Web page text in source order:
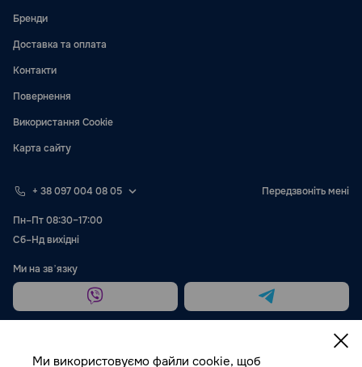
Бренди
Доставка та оплата
Контакти
Повернення
Використання Cookie
Карта сайту
+ 38 097 004 08 05 Передзвоніть мені
Пн–Пт 08:30–17:00
Сб–Нд вихідні
Ми на звʼязку
Ми використовуємо файли cookie, щоб